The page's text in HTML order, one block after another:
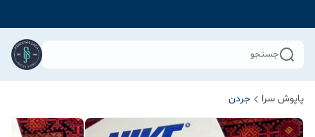
جستجو
پاپوش سرا جردن